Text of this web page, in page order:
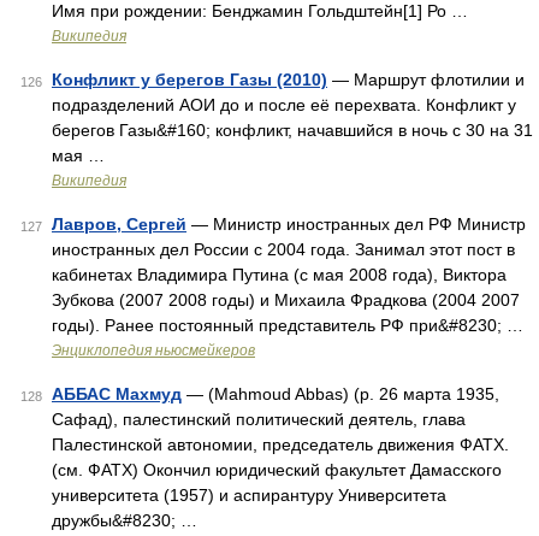
Имя при рождении: Бенджамин Гольдштейн[1] Ро …
Википедия
126 Конфликт у берегов Газы (2010) — Маршрут флотилии и
подразделений АОИ до и после её перехвата. Конфликт у
берегов Газы&#160; конфликт, начавшийся в ночь с 30 на 31
мая …
Википедия
127 Лавров, Сергей — Министр иностранных дел РФ Министр
иностранных дел России с 2004 года. Занимал этот пост в
кабинетах Владимира Путина (с мая 2008 года), Виктора
Зубкова (2007 2008 годы) и Михаила Фрадкова (2004 2007
годы). Ранее постоянный представитель РФ при&#8230; …
Энциклопедия ньюсмейкеров
128 АББАС Махмуд — (Mahmoud Abbas) (р. 26 марта 1935,
Сафад), палестинский политический деятель, глава
Палестинской автономии, председатель движения ФАТХ.
(см. ФАТХ) Окончил юридический факультет Дамасского
университета (1957) и аспирантуру Университета
дружбы&#8230; …